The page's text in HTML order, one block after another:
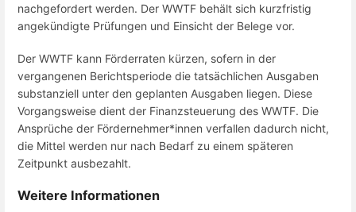
nachgefordert werden. Der WWTF behält sich kurzfristig
angekündigte Prüfungen und Einsicht der Belege vor.
Der WWTF kann Förderraten kürzen, sofern in der
vergangenen Berichtsperiode die tatsächlichen Ausgaben
substanziell unter den geplanten Ausgaben liegen. Diese
Vorgangsweise dient der Finanzsteuerung des WWTF. Die
Ansprüche der Fördernehmer*innen verfallen dadurch nicht,
die Mittel werden nur nach Bedarf zu einem späteren
Zeitpunkt ausbezahlt.
Weitere Informationen